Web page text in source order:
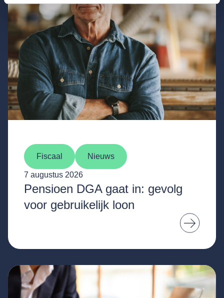
Fiscaal Nieuws
7 augustus 2026
Pensioen DGA gaat in: gevolg
voor gebruikelijk loon